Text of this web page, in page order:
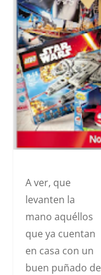
A ver, que
levanten la
mano aquéllos
que ya cuentan
en casa con un
buen puñado de